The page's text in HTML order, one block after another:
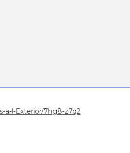
a-l-Exterior/7hg8-z7q2